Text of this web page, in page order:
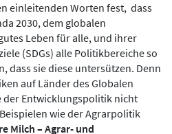
einleitenden Worten fest, dass
2030, dem globalen
Leben für alle, und ihrer
(SDGs) alle Politikbereiche so
dass sie diese untersützen. Denn
auf Länder des Globalen
der Entwicklungspolitik nicht
wie der Agrarpolitik
Milch – Agrar- und